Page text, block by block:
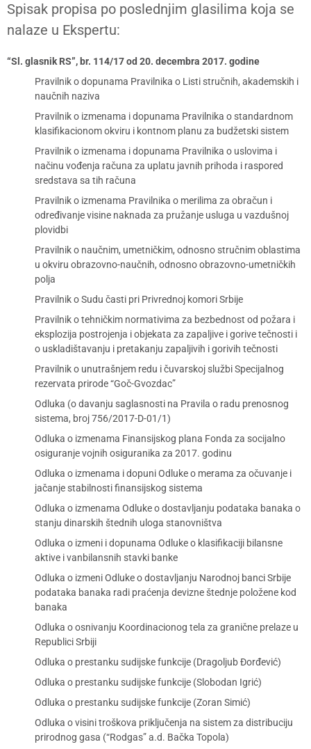
Spisak propisa po poslednjim glasilima koja se
nalaze u Ekspertu:
“Sl. glasnik RS”, br. 114/17 od 20. decembra 2017. godine
Pravilnik o dopunama Pravilnika o Listi stručnih, akademskih i
naučnih naziva
Pravilnik o izmenama i dopunama Pravilnika o standardnom
klasifikacionom okviru i kontnom planu za budžetski sistem
Pravilnik o izmenama i dopunama Pravilnika o uslovima i
načinu vođenja računa za uplatu javnih prihoda i raspored
sredstava sa tih računa
Pravilnik o izmenama Pravilnika o merilima za obračun i
određivanje visine naknada za pružanje usluga u vazdušnoj
plovidbi
Pravilnik o naučnim, umetničkim, odnosno stručnim oblastima
u okviru obrazovno-naučnih, odnosno obrazovno-umetničkih
polja
Pravilnik o Sudu časti pri Privrednoj komori Srbije
Pravilnik o tehničkim normativima za bezbednost od požara i
eksplozija postrojenja i objekata za zapaljive i gorive tečnosti i
o uskladištavanju i pretakanju zapaljivih i gorivih tečnosti
Pravilnik o unutrašnjem redu i čuvarskoj službi Specijalnog
rezervata prirode “Goč-Gvozdac”
Odluka (o davanju saglasnosti na Pravila o radu prenosnog
sistema, broj 756/2017-D-01/1)
Odluka o izmenama Finansijskog plana Fonda za socijalno
osiguranje vojnih osiguranika za 2017. godinu
Odluka o izmenama i dopuni Odluke o merama za očuvanje i
jačanje stabilnosti finansijskog sistema
Odluka o izmenama Odluke o dostavljanju podataka banaka o
stanju dinarskih štednih uloga stanovništva
Odluka o izmeni i dopunama Odluke o klasifikaciji bilansne
aktive i vanbilansnih stavki banke
Odluka o izmeni Odluke o dostavljanju Narodnoj banci Srbije
podataka banaka radi praćenja devizne štednje položene kod
banaka
Odluka o osnivanju Koordinacionog tela za granične prelaze u
Republici Srbiji
Odluka o prestanku sudijske funkcije (Dragoljub Đorđević)
Odluka o prestanku sudijske funkcije (Slobodan Igrić)
Odluka o prestanku sudijske funkcije (Zoran Simić)
Odluka o visini troškova priključenja na sistem za distribuciju
prirodnog gasa (“Rodgas” a.d. Bačka Topola)